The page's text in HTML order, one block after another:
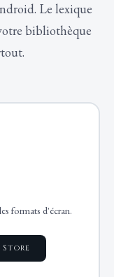
Le lexique
bibliothèque
formats d'écran.
Store